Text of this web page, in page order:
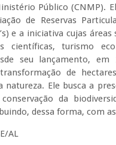
Público (CNMP).
de Reservas
e a iniciativa cujas
científicas, turismo
seu lançamento,
de
natureza. Ele busca a
da
dessa forma, com
AL